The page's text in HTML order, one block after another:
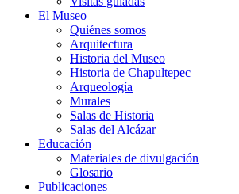
El Museo
Quiénes somos
Arquitectura
Historia del Museo
Historia de Chapultepec
Arqueología
Murales
Salas de Historia
Salas del Alcázar
Educación
Materiales de divulgación
Glosario
Publicaciones